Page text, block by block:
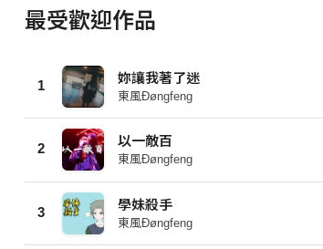
現就像「長島冰茶沒有茶」，有些愛情從一開始就
沒有自己想像中的模樣。 〈血與沙〉則將失去後的
恨、遺憾與揮之不去的傷痕。血與沙交織成一片荒
蕪，象徵人在崩潰與掙扎之中，仍不斷尋找出口。
〈瑪格麗特〉是最後的一杯酒，也是最後一次思
念。不是放下，而是學著與回憶共存。即使喝再多
杯，也醉不回曾經；即使時間不停向前，那個人依
然留在心裡最深的地方。 《經典調酒》不只是三首
以調酒命名的EP，更是一場關於愛情、失去與成
長的旅程。每一杯酒都有自己的配方，每一段感情
最受歡迎作品
1 妳讓我著了迷
東風Đøngfeng
2 以一敵百
東風Đøngfeng
3 學妹殺手
東風Đøngfeng